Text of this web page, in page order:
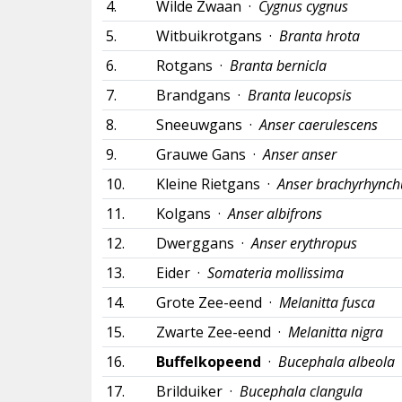
4. Wilde Zwaan · Cygnus cygnus
5.
Witbuikrotgans · Branta hrota
6.
Rotgans · Branta bernicla
7.
Brandgans · Branta leucopsis
8.
Sneeuwgans ·Anser caerulescens
9.
Grauwe Gans ·Anser anser
10.
Kleine Rietgans ·Anser
11.
Kolgans ·Anser albifrons
12.
Dwerggans ·Anser erythropus
13.
Eider · Somateria mollissima
14.
Grote Zee-eend · Melanitta fusca
15.
Zwarte Zee-eend · Melanitta nigra
16.
Buffelkopeend · Bucephala albeola
17.
Brilduiker · Bucephala clangula